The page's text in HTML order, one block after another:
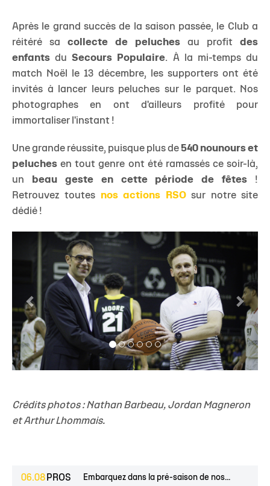
Après le grand succès de la saison passée, le Club a
réitéré sa collecte de peluches au profit des
enfants duSecours Populaire. À la mi-temps du
match Noël le 13 décembre, les supporters ont été
invités à lancer leurs peluches sur le parquet. Nos
photographes en ont d'ailleurs profité pour
immortaliser l'instant !
Une grande réussite, puisque plus de 540 nounours et
peluches en tout genre ont été ramassés ce soir-là,
un beau geste en cette période de fêtes !
Retrouvez toutes nos actions RSOsur notre site
dédié !
Crédits photos : Nathan Barbeau, Jordan Magneron
et Arthur Lhommais.
06.08 PROS Embarquez dans la pré-saison de nos...